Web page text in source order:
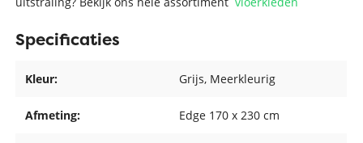
Specificaties
Kleur: Grijs, Meerkleurig
Afmeting: Edge 170 x 230 cm